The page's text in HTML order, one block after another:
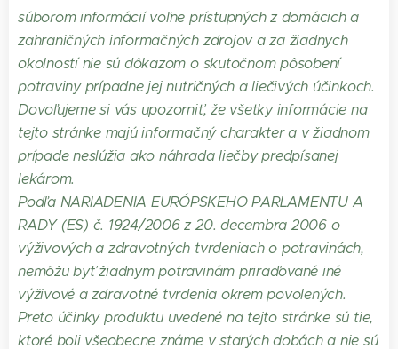
súborom informácií voľne prístupných z domácich a
zahraničných informačných zdrojov a za žiadnych
okolností nie sú dôkazom o skutočnom pôsobení
potraviny prípadne jej nutričných a liečivých účinkoch.
Dovoľujeme si vás upozorniť, že všetky informácie na
tejto stránke majú informačný charakter a v žiadnom
prípade neslúžia ako náhrada liečby predpísanej
lekárom.
Podľa NARIADENIA EURÓPSKEHO PARLAMENTU A
RADY (ES) č. 1924/2006 z 20. decembra 2006 o
výživových a zdravotných tvrdeniach o potravinách,
nemôžu byť žiadnym potravinám priraďované iné
výživové a zdravotné tvrdenia okrem povolených.
Preto účinky produktu uvedené na tejto stránke sú tie,
ktoré boli všeobecne známe v starých dobách a nie sú